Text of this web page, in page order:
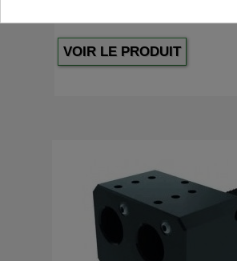
VOIR LE PRODUIT